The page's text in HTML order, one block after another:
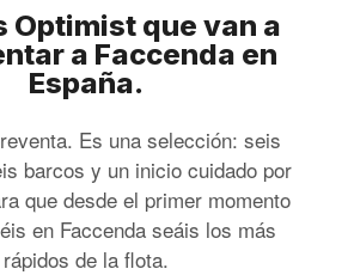
Optimist que van a
a Faccenda en
España.
Es una selección: seis
barcos y un inicio cuidado por
que desde el primer momento
en Faccenda seáis los más
rápidos de la flota.